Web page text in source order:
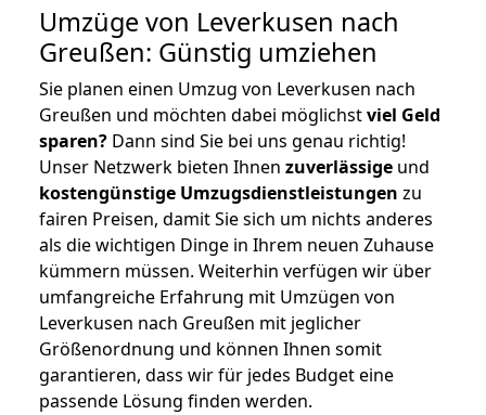
Umzüge von Leverkusen nach
Greußen: Günstig umziehen
Sie planen einen Umzug von Leverkusen nach
Greußen und möchten dabei möglichstviel Geld
sparen? Dann sind Sie bei uns genau richtig!
Unser Netzwerk bieten Ihnen zuverlässige und
kostengünstige Umzugsdienstleistungen zu
fairen Preisen, damit Sie sich um nichts anderes
als die wichtigen Dinge in Ihrem neuen Zuhause
kümmern müssen. Weiterhin verfügen wir über
umfangreiche Erfahrung mit Umzügen von
Leverkusen nach Greußen mit jeglicher
Größenordnung und können Ihnen somit
garantieren, dass wir für jedes Budget eine
passende Lösung finden werden.